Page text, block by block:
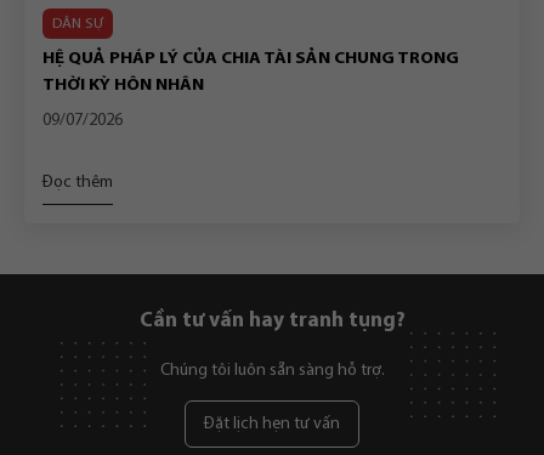
DÂN SỰ
HỆ QUẢ PHÁP LÝ CỦA CHIA TÀI SẢN CHUNG TRONG
THỜI KỲ HÔN NHÂN
09/07/2026
Đọc thêm
Cần tư vấn hay tranh tụng?
Chúng tôi luôn sẵn sàng hỗ trợ.
Đặt lịch hẹn tư vấn